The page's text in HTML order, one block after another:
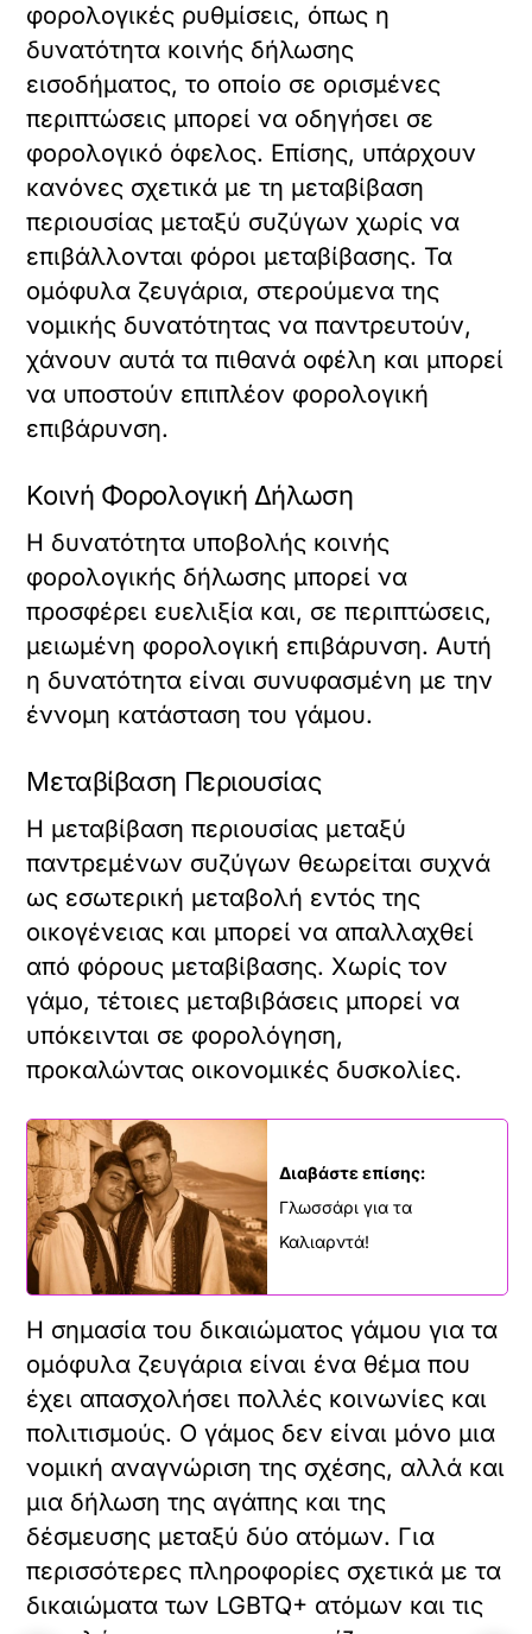
φορολογικές ρυθμίσεις, όπως η
δυνατότητα κοινής δήλωσης
εισοδήματος, το οποίο σε ορισμένες
περιπτώσεις μπορεί να οδηγήσει σε
φορολογικό όφελος. Επίσης, υπάρχουν
κανόνες σχετικά με τη μεταβίβαση
περιουσίας μεταξύ συζύγων χωρίς να
επιβάλλονται φόροι μεταβίβασης. Τα
ομόφυλα ζευγάρια, στερούμενα της
νομικής δυνατότητας να παντρευτούν,
χάνουν αυτά τα πιθανά οφέλη και μπορεί
να υποστούν επιπλέον φορολογική
επιβάρυνση.
Κοινή Φορολογική Δήλωση
Η δυνατότητα υποβολής κοινής
φορολογικής δήλωσης μπορεί να
προσφέρει ευελιξία και, σε περιπτώσεις,
μειωμένη φορολογική επιβάρυνση. Αυτή
η δυνατότητα είναι συνυφασμένη με την
έννομη κατάσταση του γάμου.
Μεταβίβαση Περιουσίας
Η μεταβίβαση περιουσίας μεταξύ
παντρεμένων συζύγων θεωρείται συχνά
ως εσωτερική μεταβολή εντός της
οικογένειας και μπορεί να απαλλαχθεί
από φόρους μεταβίβασης. Χωρίς τον
γάμο, τέτοιες μεταβιβάσεις μπορεί να
υπόκεινται σε φορολόγηση,
προκαλώντας οικονομικές δυσκολίες.
Διαβάστε επίσης:
Γλωσσάρι για τα
Καλιαρντά!
Η σημασία του δικαιώματος γάμου για τα
ομόφυλα ζευγάρια είναι ένα θέμα που
έχει απασχολήσει πολλές κοινωνίες και
πολιτισμούς. Ο γάμος δεν είναι μόνο μια
νομική αναγνώριση της σχέσης, αλλά και
μια δήλωση της αγάπης και της
δέσμευσης μεταξύ δύο ατόμων. Για
περισσότερες πληροφορίες σχετικά με τα
δικαιώματα των LGBTQ+ ατόμων και τις